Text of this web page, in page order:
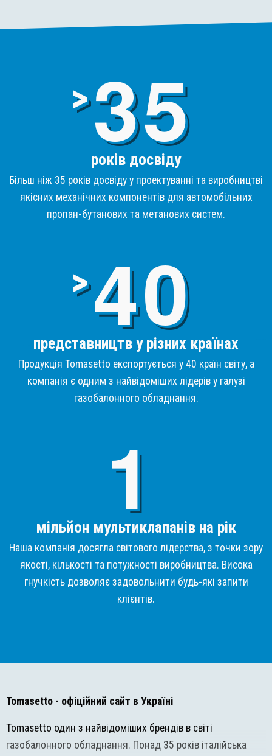
>3
років досвіду
Більш ніж 35 років досвіду у проектуванні та виробництві
якісних механічних компонентів для автомобільних
пропан-бутанових та метанових систем.
>4
представництв у різних країнах
Продукція Tomasetto експортується у 40 країн світу, а
компанія є одним з найвідоміших лідерів у галузі
газобалонного обладнання.
мільйон мультиклапанів на рік
Наша компанія досягла світового лідерства, з точки зору
якості, кількості та потужності виробництва. Висока
гнучкість дозволяє задовольнити будь-які запити
клієнтів.
Tomasetto - офіційний сайт в Україні
Tomasetto один з найвідоміших брендів в світі
газобалонного обладнання. Понад 35 років італійська